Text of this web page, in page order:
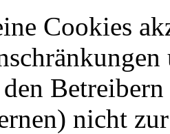
Cookies
nicht